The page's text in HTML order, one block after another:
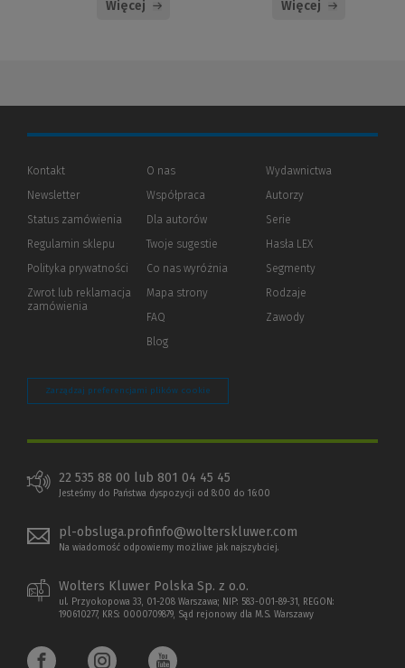
Więcej Więcej
Kontakt
Newsletter
Status zamówienia
Regulamin sklepu
Polityka prywatności (Nowe
(Link
innej
Zwrot lub reklamacja
zamówienia
O nas
Współpraca
Dla autorów(Nowe
(Link
innej
strony)
Twoje sugestie
Co nas wyróżnia
Mapa strony
FAQ
Blog
Wydawnictwa
Autorzy
Serie
Hasła LEX
Segmenty
Rodzaje
Zawody
Zarządzaj preferencjami plików cookie
22 535 88 00 lub 801 04 45 45
Jesteśmy do Państwa dyspozycji od 8:00 do 16:00
pl-obsluga.profinfo@wolterskluwer.com
Na wiadomość odpowiemy możliwe jak najszybciej.
Wolters Kluwer Polska Sp. z o.o.
ul. Przyokopowa 33, 01-208 Warszawa; NIP: 583-001-89-31, REGON:
190610277, KRS: 0000709879, Sąd rejonowy dla M.S. Warszawy